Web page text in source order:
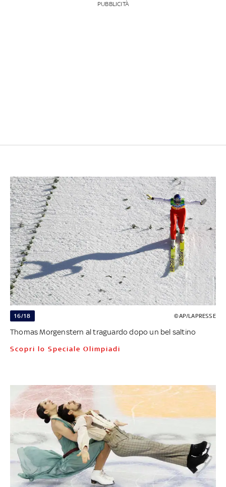
PUBBLICITÀ
16/18 ©AP/LAPRESSE
Thomas Morgenstern al traguardo dopo un bel saltino
Scopri lo Speciale Olimpiadi